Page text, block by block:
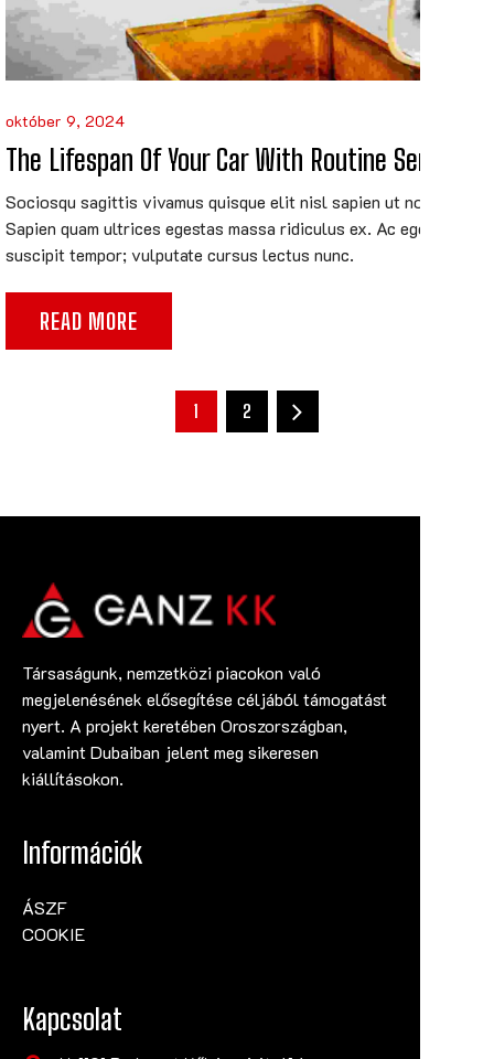
október 9, 2024
The Lifespan Of Your Car With Routine Service
Sociosqu sagittis vivamus quisque elit nisl sapien ut non.
Sapien quam ultrices egestas massa ridiculus ex. Ac eget
suscipit tempor; vulputate cursus lectus nunc.
READ MORE
1 2
Társaságunk, nemzetközi piacokon való
megjelenésének elősegítése céljából támogatást
nyert. A projekt keretében Oroszországban,
valamint Dubaiban jelent meg sikeresen
kiállításokon.
Információk
ÁSZF
COOKIE
Kapcsolat